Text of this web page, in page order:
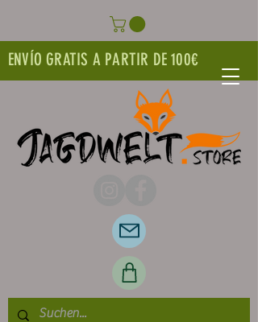
ENVÍO GRATIS A PARTIR DE 100€